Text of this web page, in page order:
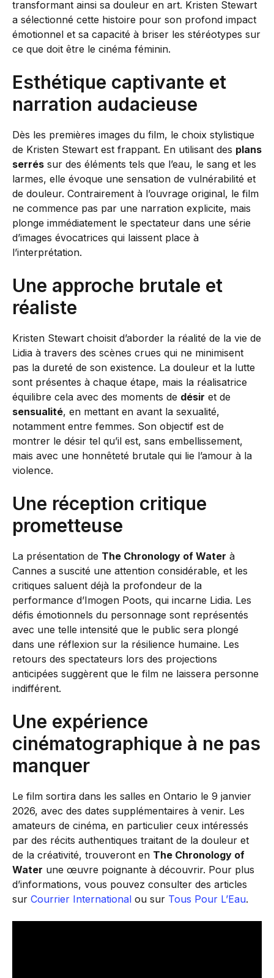
transformant ainsi sa douleur en art. Kristen Stewart
a sélectionné cette histoire pour son profond impact
émotionnel et sa capacité à briser les stéréotypes sur
ce que doit être le cinéma féminin.
Esthétique captivante et
narration audacieuse
Dès les premières images du film, le choix stylistique
de Kristen Stewart est frappant. En utilisant des plans
serrés sur des éléments tels que l’eau, le sang et les
larmes, elle évoque une sensation de vulnérabilité et
de douleur. Contrairement à l’ouvrage original, le film
ne commence pas par une narration explicite, mais
plonge immédiatement le spectateur dans une série
d’images évocatrices qui laissent place à
l’interprétation.
Une approche brutale et
réaliste
Kristen Stewart choisit d’aborder la réalité de la vie de
Lidia à travers des scènes crues qui ne minimisent
pas la dureté de son existence. La douleur et la lutte
sont présentes à chaque étape, mais la réalisatrice
équilibre cela avec des moments de désir et de
sensualité, en mettant en avant la sexualité,
notamment entre femmes. Son objectif est de
montrer le désir tel qu’il est, sans embellissement,
mais avec une honnêteté brutale qui lie l’amour à la
violence.
Une réception critique
prometteuse
La présentation de The Chronology of Water à
Cannes a suscité une attention considérable, et les
critiques saluent déjà la profondeur de la
performance d’Imogen Poots, qui incarne Lidia. Les
défis émotionnels du personnage sont représentés
avec une telle intensité que le public sera plongé
dans une réflexion sur la résilience humaine. Les
retours des spectateurs lors des projections
anticipées suggèrent que le film ne laissera personne
indifférent.
Une expérience
cinématographique à ne pas
manquer
Le film sortira dans les salles en Ontario le 9 janvier
2026, avec des dates supplémentaires à venir. Les
amateurs de cinéma, en particulier ceux intéressés
par des récits authentiques traitant de la douleur et
de la créativité, trouveront en The Chronology of
Water une œuvre poignante à découvrir. Pour plus
d’informations, vous pouvez consulter des articles
sur Courrier International ou sur Tous Pour L’Eau.